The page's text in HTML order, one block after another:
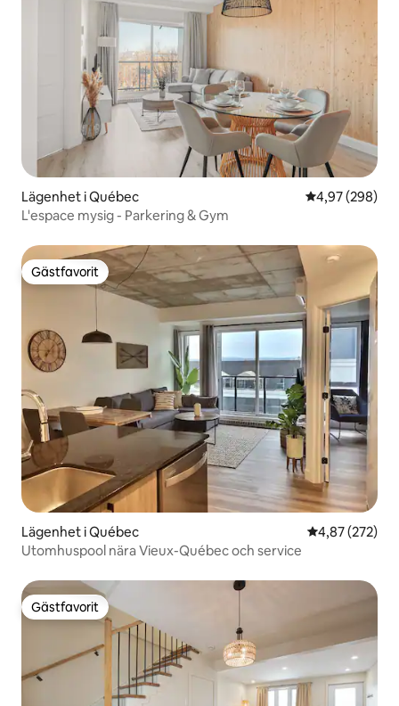
Lägenhet i Québec 4,97 av 5 i
4,97 (298)
L'espace mysig - Parkering & Gym
Gästfavorit
Gästfavorit
Lägenhet i Québec 4,87 av 5 i
4,87 (272)
Utomhuspool nära Vieux-Québec och service
Gästfavorit
Gästfavorit